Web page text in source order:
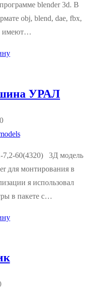
blender 3d. В
obj, blend, dae, fbx,
имеют…
УРАЛ
60(4320) 3Д модель
для монтирования в
я использовал
в пакете с…